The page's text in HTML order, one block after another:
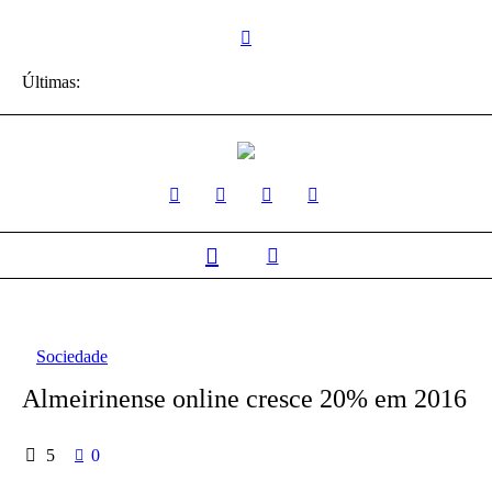
Últimas:
Sociedade
Almeirinense online cresce 20% em 2016
5 0